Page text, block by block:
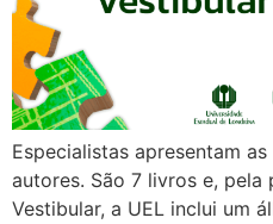
Especialistas apresentam
autores. São 7 livros e,
Vestibular, a UEL inclui um